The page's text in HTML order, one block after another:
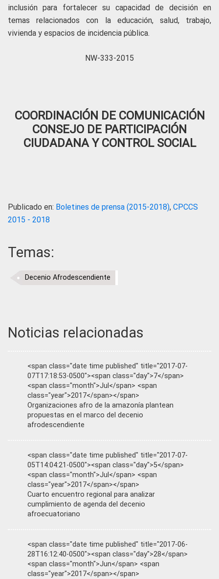
inclusión para fortalecer su capacidad de decisión en
temas relacionados con la educación, salud, trabajo,
vivienda y espacios de incidencia pública.
NW-333-2015
COORDINACIÓN DE COMUNICACIÓN
CONSEJO DE PARTICIPACIÓN
CIUDADANA Y CONTROL SOCIAL
Publicado en: Boletines de prensa (2015-2018), CPCCS
2015 - 2018
Temas:
Decenio Afrodescendiente
Noticias relacionadas
<span class="date time published" title="2017-07-
07T17:18:53-0500"><span class="day">7</span>
<span class="month">Jul</span> <span
class="year">2017</span></span>
Organizaciones afro de la amazonía plantean
propuestas en el marco del decenio
afrodescendiente
<span class="date time published" title="2017-07-
05T14:04:21-0500"><span class="day">5</span>
<span class="month">Jul</span> <span
class="year">2017</span></span>
Cuarto encuentro regional para analizar
cumplimiento de agenda del decenio
afroecuatoriano
<span class="date time published" title="2017-06-
28T16:12:40-0500"><span class="day">28</span>
<span class="month">Jun</span> <span
class="year">2017</span></span>